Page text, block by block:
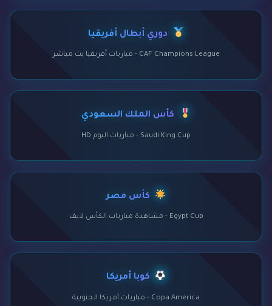
دوري أبطال أفريقيا
CAF Champions League - مباريات أفريقيا بث مباشر
كأس الملك السعودي
Saudi King Cup - مباريات اليوم HD
كأس مصر
Egypt Cup - مشاهدة مباريات الكأس لايف
كوبا أمريكا
Copa América - مباريات أمريكا الجنوبية